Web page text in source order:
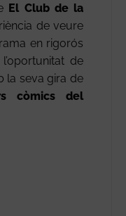
El Club de la
de veure
en rigorós
de
la seva gira de
còmics del